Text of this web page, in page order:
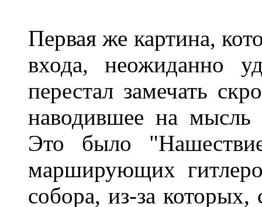
Первая же картина,
входа, неожиданно
перестал замечать
наводившее на
Это было
марширующих
собора, из-за которых,